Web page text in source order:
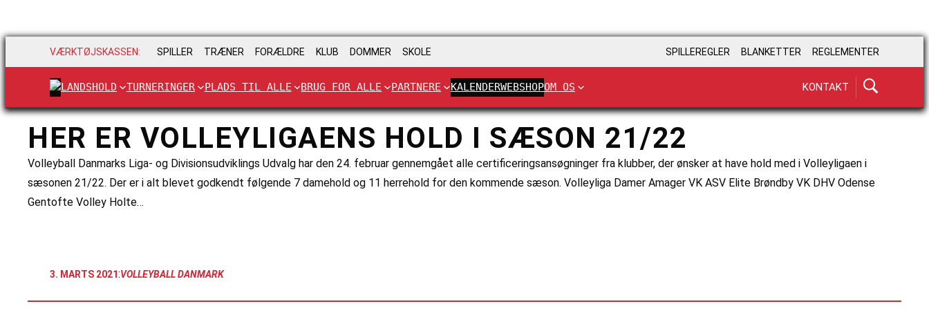
VÆRKTØJSKASSEN: SPILLER TRÆNER FORÆLDRE KLUB DOMMER SKOLE SPILLEREGLER BLANKETTER REGLEMENTER
LANDSHOLD TURNERINGER PLADS TIL ALLE BRUG FOR ALLE PARTNERE KALENDERWEBSHOPOM OS KONTAKT
HER ER VOLLEYLIGAENS HOLD I SÆSON 21/22
Volleyball Danmarks Liga- og Divisionsudviklings Udvalg har den 24. februar gennemgået alle certificeringsansøgninger fra klubber, der ønsker at have hold med i Volleyligaen i
sæsonen 21/22. Der er i alt blevet godkendt følgende 7 damehold og 11 herrehold for den kommende sæson. Volleyliga Damer Amager VK ASV Elite Brøndby VK DHV Odense
Gentofte Volley Holte…
3. MARTS 2021:VOLLEYBALL DANMARK